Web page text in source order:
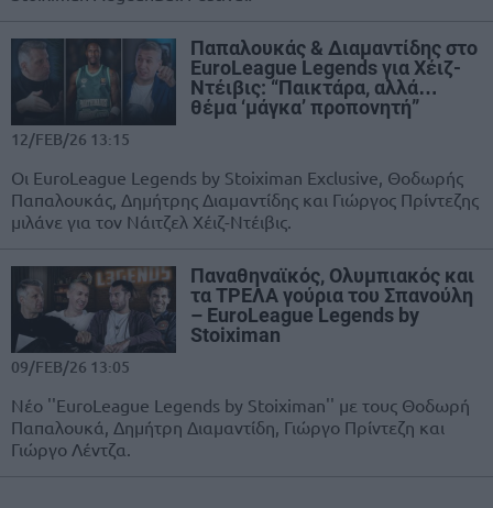
Παπαλουκάς & Διαμαντίδης στο
EuroLeague Legends για Χέιζ-
Ντέιβις: “Παικτάρα, αλλά…
θέμα ‘μάγκα’ προπονητή”
12/FEB/26 13:15
Οι EuroLeague Legends by Stoiximan Exclusive, Θοδωρής
Παπαλουκάς, Δημήτρης Διαμαντίδης και Γιώργος Πρίντεζης
μιλάνε για τον Νάιτζελ Χέιζ-Ντέιβις.
Παναθηναϊκός, Ολυμπιακός και
τα ΤΡΕΛΑ γούρια του Σπανούλη
– EuroLeague Legends by
Stoiximan
09/FEB/26 13:05
Νέο ''EuroLeague Legends by Stoiximan'' με τους Θοδωρή
Παπαλουκά, Δημήτρη Διαμαντίδη, Γιώργο Πρίντεζη και
Γιώργο Λέντζα.